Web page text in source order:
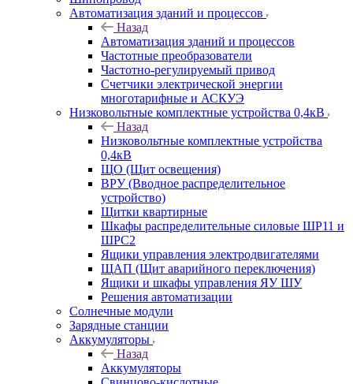
Автоматизация зданий и процессов
Назад
Автоматизация зданий и процессов
Частотные преобразователи
Частотно-регулируемый привод
Счетчики электрической энергии
многотарифные и АСКУЭ
Низковольтные комплектные устройства 0,4кВ
Назад
Низковольтные комплектные устройства
0,4кВ
ЩО (Щит освещения)
ВРУ (Вводное распределительное
устройство)
Щитки квартирные
Шкафы распределительные силовые ШР11 и
ШРС2
Ящики управления электродвигателями
ЩАП (Щит аварийного переключения)
Ящики и шкафы управления ЯУ ШУ
Решения автоматизации
Солнечные модули
Зарядные станции
Аккумуляторы
Назад
Аккумуляторы